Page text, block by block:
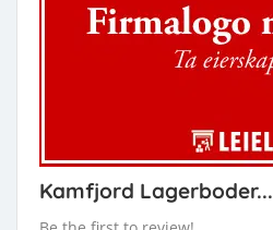
Kamfjord Lagerboder...